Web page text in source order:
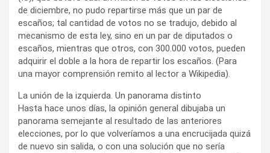
de diciembre, no pudo repartirse más que un par de
escaños; tal cantidad de votos no se tradujo, debido al
mecanismo de esta ley, sino en un par de diputados o
escaños, mientras que otros, con 300.000 votos, pueden
adquirir el doble a la hora de repartir los escaños. (Para
una mayor comprensión remito al lector a Wikipedia).
La unión de la izquierda. Un panorama distinto
Hasta hace unos días, la opinión general dibujaba un
panorama semejante al resultado de las anteriores
elecciones, por lo que volveríamos a una encrucijada quizá
de nuevo sin salida, o con una solución que no sería